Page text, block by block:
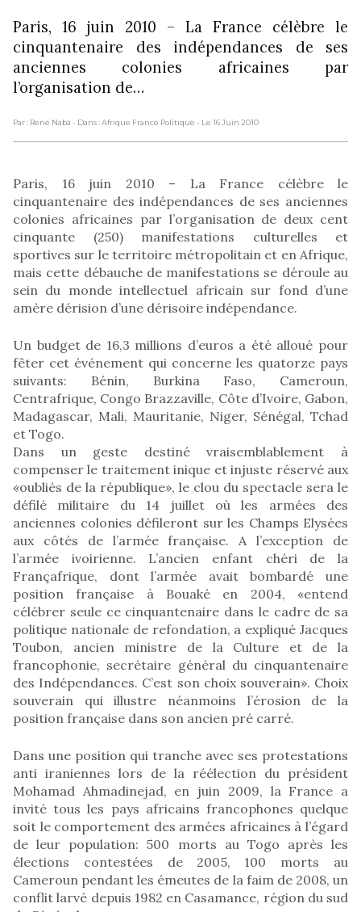
Paris, 16 juin 2010 – La France célèbre le
cinquantenaire des indépendances de ses
anciennes colonies africaines par
l’organisation de…
Par : René Naba - Dans : Afrique France Politique - Le 16 Juin 2010
Paris, 16 juin 2010 – La France célèbre le
cinquantenaire des indépendances de ses anciennes
colonies africaines par l’organisation de deux cent
cinquante (250) manifestations culturelles et
sportives sur le territoire métropolitain et en Afrique,
mais cette débauche de manifestations se déroule au
sein du monde intellectuel africain sur fond d’une
amère dérision d’une dérisoire indépendance.
Un budget de 16,3 millions d’euros a été alloué pour
fêter cet événement qui concerne les quatorze pays
suivants: Bénin, Burkina Faso, Cameroun,
Centrafrique, Congo Brazzaville, Côte d’Ivoire, Gabon,
Madagascar, Mali, Mauritanie, Niger, Sénégal, Tchad
et Togo.
Dans un geste destiné vraisemblablement à
compenser le traitement inique et injuste réservé aux
«oubliés de la république», le clou du spectacle sera le
défilé militaire du 14 juillet où les armées des
anciennes colonies défileront sur les Champs Elysées
aux côtés de l’armée française. A l’exception de
l’armée ivoirienne. L’ancien enfant chéri de la
Françafrique, dont l’armée avait bombardé une
position française à Bouaké en 2004, «entend
célébrer seule ce cinquantenaire dans le cadre de sa
politique nationale de refondation, a expliqué Jacques
Toubon, ancien ministre de la Culture et de la
francophonie, secrétaire général du cinquantenaire
des Indépendances. C’est son choix souverain». Choix
souverain qui illustre néanmoins l’érosion de la
position française dans son ancien pré carré.
Dans une position qui tranche avec ses protestations
anti iraniennes lors de la réélection du président
Mohamad Ahmadinejad, en juin 2009, la France a
invité tous les pays africains francophones quelque
soit le comportement des armées africaines à l’égard
de leur population: 500 morts au Togo après les
élections contestées de 2005, 100 morts au
Cameroun pendant les émeutes de la faim de 2008, un
conflit larvé depuis 1982 en Casamance, région du sud